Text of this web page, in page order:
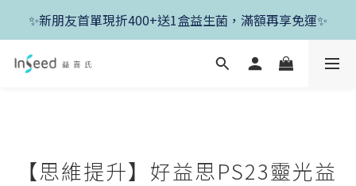
✨新朋友首單現折400+送1盒益生菌，滿額再享免運✨
✨父親節開跑！好菌任搭8折，滿額加送1盒好菌✨
✨新朋友首單現折400+送1盒益生菌，滿額再享免運✨
【思維提升】好益思PS23靈光益